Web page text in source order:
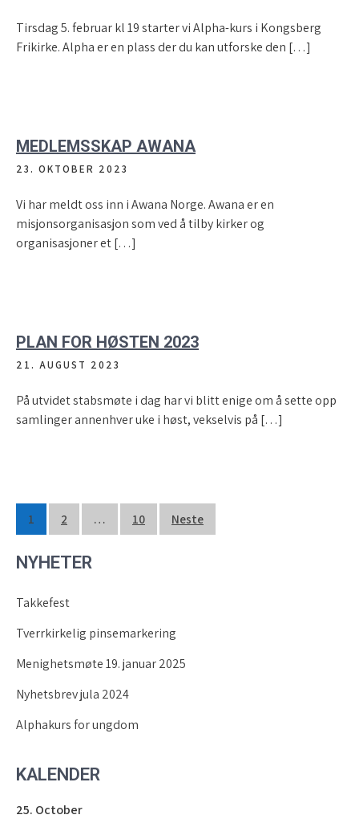
Tirsdag 5. februar kl 19 starter vi Alpha-kurs i Kongsberg
Frikirke. Alpha er en plass der du kan utforske den […]
MEDLEMSSKAP AWANA
23. OKTOBER 2023
Vi har meldt oss inn i Awana Norge. Awana er en
misjonsorganisasjon som ved å tilby kirker og
organisasjoner et […]
PLAN FOR HØSTEN 2023
21. AUGUST 2023
På utvidet stabsmøte i dag har vi blitt enige om å sette opp
samlinger annenhver uke i høst, vekselvis på […]
Sidepaginering
1 2 … 10 Neste
NYHETER
Takkefest
Tverrkirkelig pinsemarkering
Menighetsmøte 19. januar 2025
Nyhetsbrev jula 2024
Alphakurs for ungdom
KALENDER
25. October